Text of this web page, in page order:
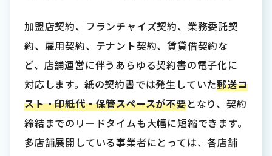
加盟店契約、フランチャイズ契約、業務委託契
約、雇用契約、テナント契約、賃貸借契約な
ど、店舗運営に伴うあらゆる契約書の電子化に
対応します。紙の契約書では発生していた郵送コ
スト・印紙代・保管スペースが不要となり、契約
締結までのリードタイムも大幅に短縮できます。
多店舗展開している事業者にとっては、各店舗